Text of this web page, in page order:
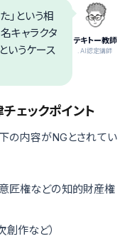
テキトー教師
.AI認定講師
」という相
キャラクタ
いうケース
ェックポイント
の内容がNGとされてい
匠権などの知的財産権
作など）